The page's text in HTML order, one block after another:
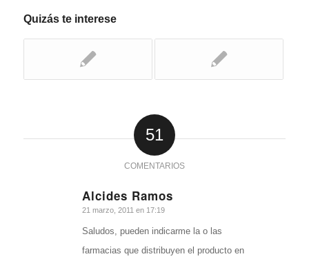
Quizás te interese
51
COMENTARIOS
Alcides Ramos
Dice:
21 marzo, 2011 en 17:19
Saludos, pueden indicarme la o las
farmacias que distribuyen el producto en